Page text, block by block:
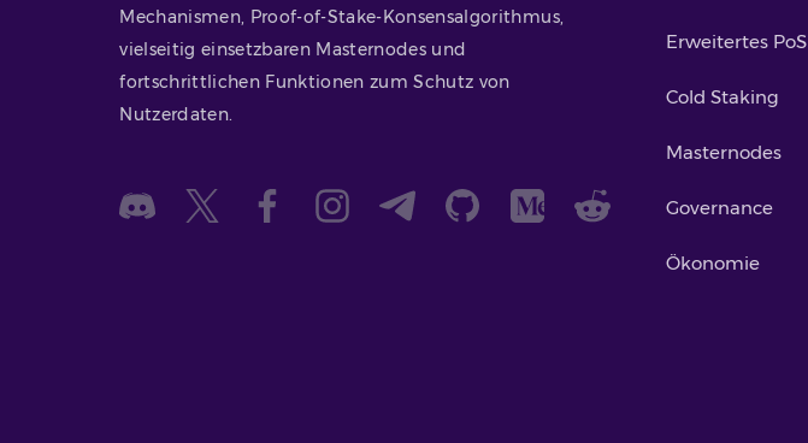
Mechanismen, Proof-of-Stake-Konsensalgorithmus,
vielseitig einsetzbaren Masternodes und
fortschrittlichen Funktionen zum Schutz von
Nutzerdaten.
Erweitertes PoS
Cold Staking
Masternodes
Governance
Ökonomie